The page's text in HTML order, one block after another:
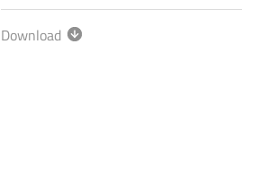
Download